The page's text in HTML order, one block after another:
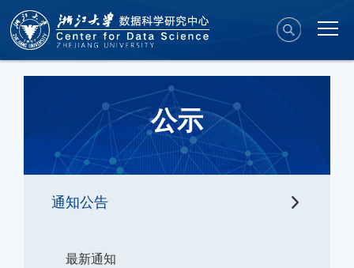
公示
通知公告
最新通知